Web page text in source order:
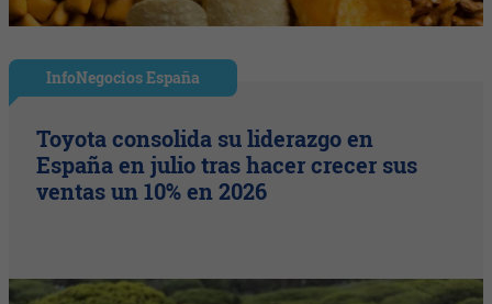
InfoNegocios España
Toyota consolida su liderazgo en
España en julio tras hacer crecer sus
ventas un 10% en 2026